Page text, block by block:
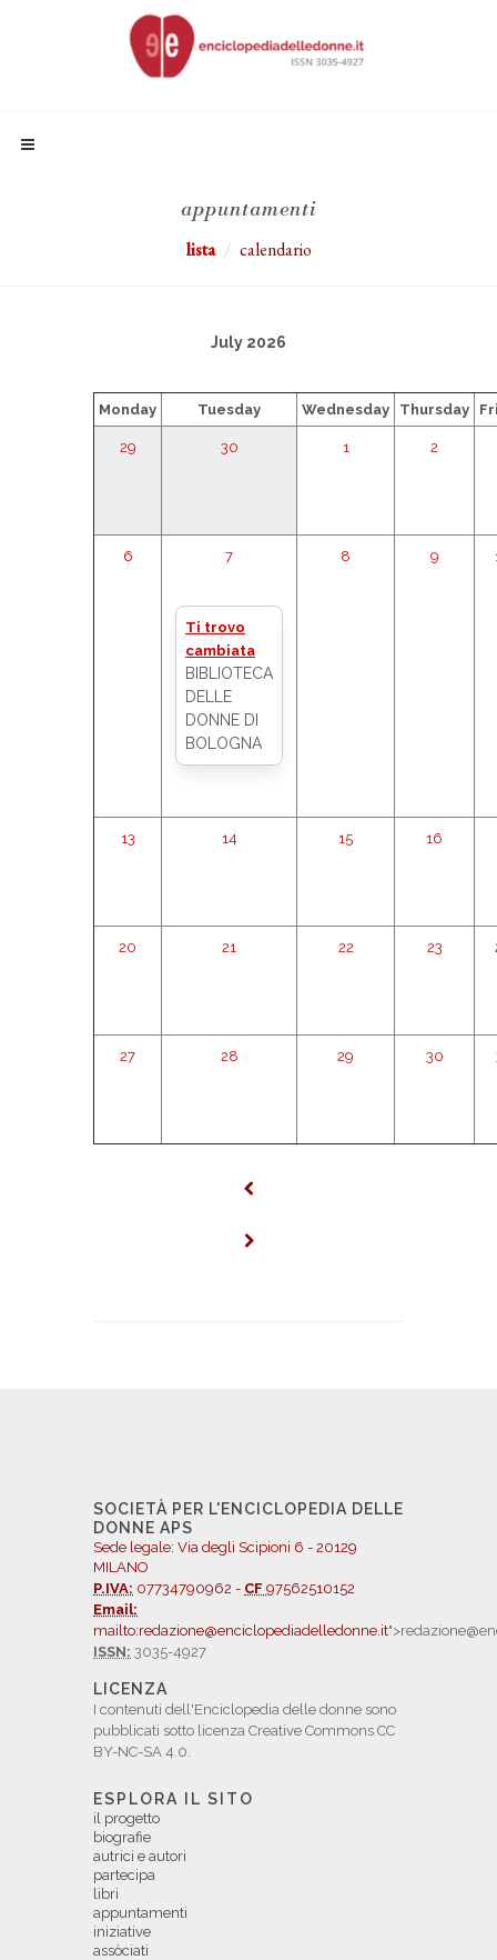
appuntamenti
lista calendario
July 2026
Monday Tuesday Wednesday Thursday
29 30 1 2
6 7
Ti trovo
cambiata
BIBLIOTECA
DELLE
DONNE DI
BOLOGNA
8 9
13 14 15 16
20 21 22 23
27 28 29 30
SOCIETÀ PER L'ENCICLOPEDIA DELLE
DONNE APS
Sede legale: Via degli Scipioni 6 - 20129
MILANO
P.IVA: 07734790962 - CF 97562510152
Email:
mailto:redazione@enciclopediadelledonne.it
ISSN: 3035-4927
LICENZA
I contenuti dell'Enciclopedia delle donne sono
pubblicati sotto licenza Creative Commons CC
BY-NC-SA 4.0.
ESPLORA IL SITO
il progetto
biografie
autrici e autori
partecipa
libri
appuntamenti
iniziative
assòciati